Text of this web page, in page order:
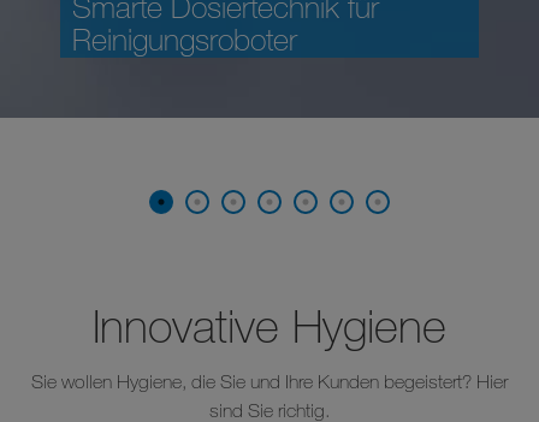
Reinigungsroboter
Innovative Hygiene
Sie wollen Hygiene, die Sie und Ihre Kunden begeistert? Hier
sind Sie richtig.